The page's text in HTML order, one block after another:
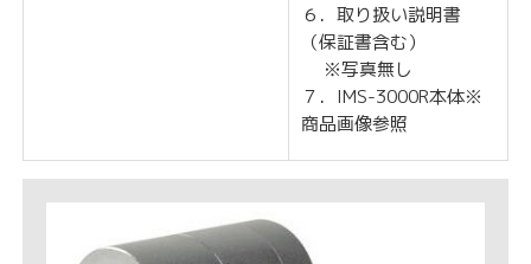
６．取り扱い説明書
（保証書含む）
※写真無し
７．IMS-3000R本体※
商品画像参照